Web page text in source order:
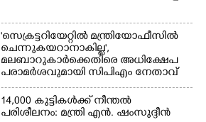
'സെക്രട്ടറിയേറ്റിൽ മന്ത്രിയോഫീസിൽ
ചെന്നുകയറാനാകില്ല',
മലബാറുകാർക്കെതിരെ അധിക്ഷേപ
പരാമർശവുമായി സിപിഎം നേതാവ്‌
14,000 കുട്ടികൾക്ക് നീന്തൽ
പരിശീലനം: മന്ത്രി എൻ. ഷംസുദ്ദീൻ